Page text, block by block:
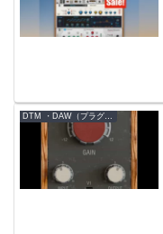
DTM ・DAW（プラグイン、シンセなど）のセール情報